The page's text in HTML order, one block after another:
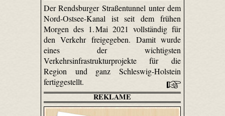
Der Rendsburger Straßentunnel unter dem
Nord-Ostsee-Kanal ist seit dem frühen
Morgen des 1. Mai 2021 vollständig für
den Verkehr freigegeben. Damit wurde
eines der wichtigsten
Verkehrsinfrastrukturprojekte für die
Region und ganz Schleswig-Holstein
fertiggestellt.
REKLAME